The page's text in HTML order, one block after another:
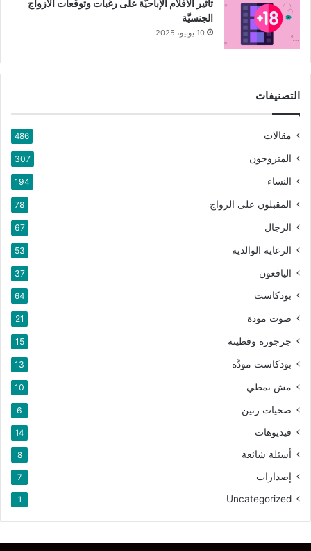
تأثير الأفلام الإباحيَّة على رغبات وتوقُّعات الأزواج
الجنسيَّة
10 يونيو، 2025
التصنيفات
مقالات 486
المتزوجون 307
النساء 194
المقبلون على الزواج 78
الرجال 67
الرعاية الوالدية 53
اليافعون 37
بودكاست 64
صوت مودة 21
جرجورة وفطينة 15
بودكاست مودَّة 13
مش نمطي 10
صحيات رنين 6
فيديوهات 14
أسئلة شائعة 8
إصدارات 7
Uncategorized
1